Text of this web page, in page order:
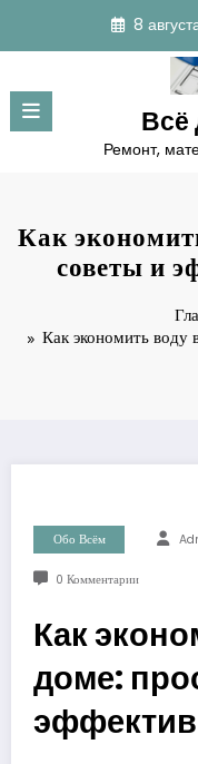
содержимому
8
Всё
Ремонт,
Как
советы и
Как экономить воду
Обо Всём
0 Комментарии
Как
доме: